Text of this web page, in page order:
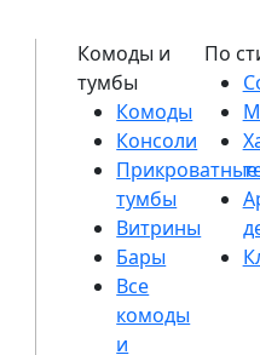
Комоды
Консоли
Прикроватные
тумбы
Витрины
Бары